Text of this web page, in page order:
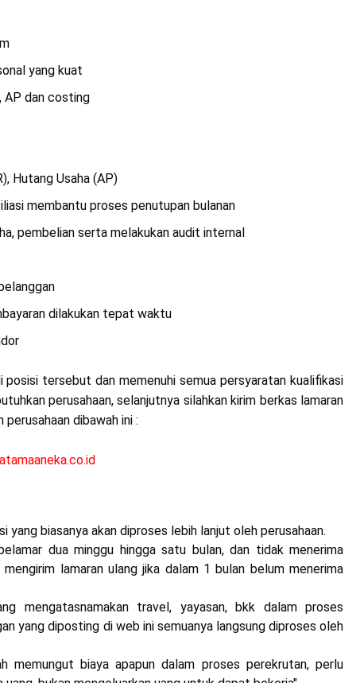
yang kuat
AP dan costing
Hutang Usaha (AP)
membantu proses penutupan bulanan
pembelian serta melakukan audit internal
dilakukan tepat waktu
tersebut dan memenuhi semua persyaratan kualifikasi
perusahaan, selanjutnya silahkan kirim berkas lamaran
dibawah ini :
yang biasanya akan diproses lebih lanjut oleh perusahaan.
dua minggu hingga satu bulan, dan tidak menerima
lamaran ulang jika dalam 1 bulan belum menerima
mengatasnamakan travel, yayasan, bkk dalam proses
yang diposting di web ini semuanya langsung diproses oleh
memungut biaya apapun dalam proses perekrutan, perlu